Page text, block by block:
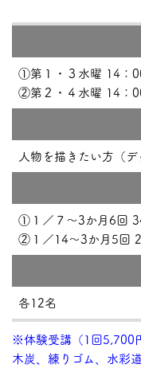
①第１・３水曜 14：
②第２・４水曜 14：
人物を描きたい方（
①１／７～3か月6回
②１／14～3か月5回
各12名
※体験受講（1回5,700
木炭、練りゴム、水彩